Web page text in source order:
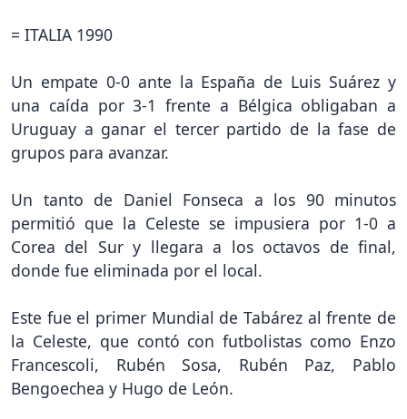
= ITALIA 1990
Un empate 0-0 ante la España de Luis Suárez y
una caída por 3-1 frente a Bélgica obligaban a
Uruguay a ganar el tercer partido de la fase de
grupos para avanzar.
Un tanto de Daniel Fonseca a los 90 minutos
permitió que la Celeste se impusiera por 1-0 a
Corea del Sur y llegara a los octavos de final,
donde fue eliminada por el local.
Este fue el primer Mundial de Tabárez al frente de
la Celeste, que contó con futbolistas como Enzo
Francescoli, Rubén Sosa, Rubén Paz, Pablo
Bengoechea y Hugo de León.